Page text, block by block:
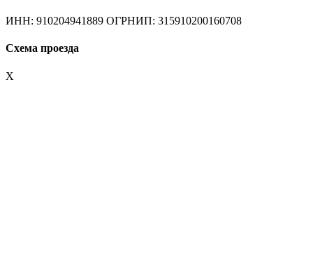
ИНН: 910204941889 ОГРНИП: 315910200160708
Схема проезда
X